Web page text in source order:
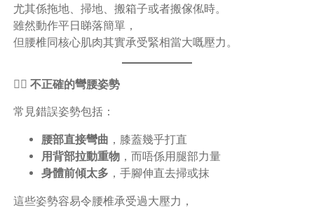
尤其係拖地、掃地、搬箱子或者搬傢俬時。
雖然動作平日睇落簡單，
但腰椎同核心肌肉其實承受緊相當大嘅壓力。
🏋️‍♂️ 不正確的彎腰姿勢
常見錯誤姿勢包括：
腰部直接彎曲 ，膝蓋幾乎打直
用背部拉動重物，而唔係用腿部力量
身體前傾太多 ，手腳伸直去掃或抹
這些姿勢容易令腰椎承受過大壓力，